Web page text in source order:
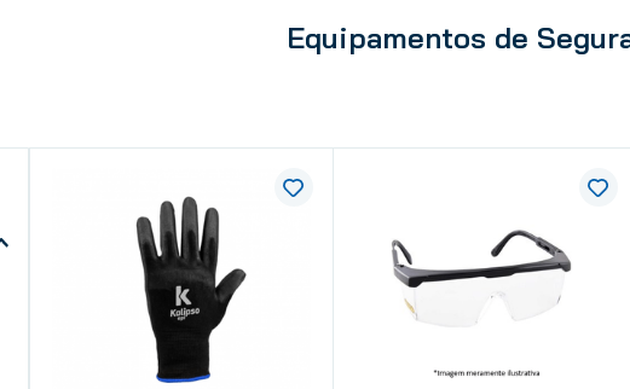
Equipamentos de
4º
revestimento
7º
cimento
º tinta